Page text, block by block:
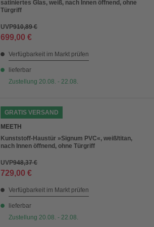
satiniertes Glas, weiß, nach Innen öffnend, ohne
Türgriff
UVP910,89 €
699,00 €
Verfügbarkeit im Markt prüfen
lieferbar
Zustellung 20.08. - 22.08.
GRATIS VERSAND
MEETH
Kunststoff-Haustür »Signum PVC«, weiß/titan,
nach Innen öffnend, ohne Türgriff
UVP948,37 €
729,00 €
Verfügbarkeit im Markt prüfen
lieferbar
Zustellung 20.08. - 22.08.